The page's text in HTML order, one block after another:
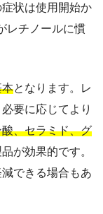
状は使用開始か
レチノールに慣
本となります。レ
要に応じてより
、セラミド、グ
が効果的です。
できる場合もあ